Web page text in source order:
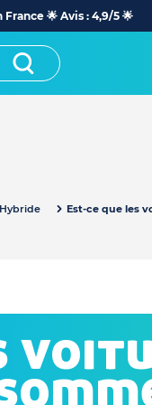
🌟 Avis : 4,9/5 🌟
Est-ce que les